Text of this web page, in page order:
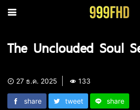
The Unclouded Soul
27 ธ.ค. 2025 133
share tweet share